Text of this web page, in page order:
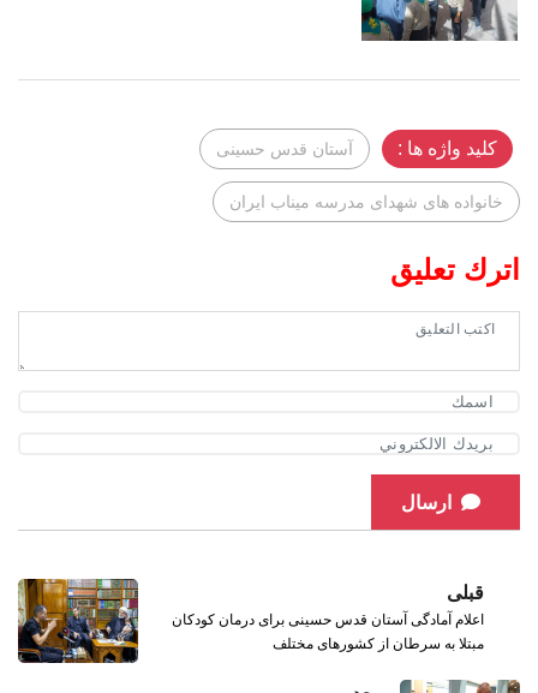
کلید واژه ها : آستان قدس حسینی
خانواده‌ های شهدای مدرسه میناب ایران
اترك تعليق
ارسال
قبلی
اعلام آمادگی آستان قدس حسینی برای درمان کودکان
مبتلا به سرطان از کشورهای مختلف